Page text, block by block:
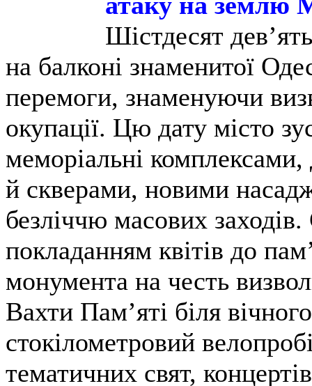
Шістдесят
на балконі знаменитої
перемоги, знаменуючи
окупації. Цю дату місто
меморіальні
й скверами, новими
безліччю масових
покладанням квітів до
монумента на честь
Вахти Пам’яті біля
стокілометровий
тематичних свят,